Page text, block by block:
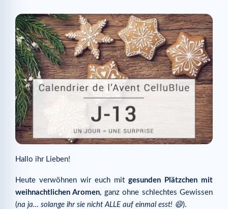
Hallo ihr Lieben!
Heute verwöhnen wir euch mit gesunden Plätzchen mit
weihnachtlichen Aromen, ganz ohne schlechtes Gewissen
(na ja… solange ihr sie nicht ALLE auf einmal esst! 😄).